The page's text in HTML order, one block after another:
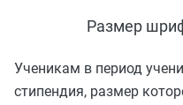
Размер
Ученикам в период
стипендия, размер